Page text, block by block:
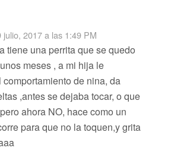
julio, 2017 a las 1:49 PM
tiene una perrita que se quedo
meses , a mi hija le
comportamiento de nina, da
,antes se dejaba tocar, o que
ahora NO, hace como un
para que no la toquen,y grita